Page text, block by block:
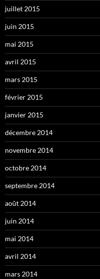
juillet 2015
juin 2015
mai 2015
avril 2015
mars 2015
février 2015
janvier 2015
décembre 2014
novembre 2014
octobre 2014
septembre 2014
août 2014
juin 2014
mai 2014
avril 2014
mars 2014